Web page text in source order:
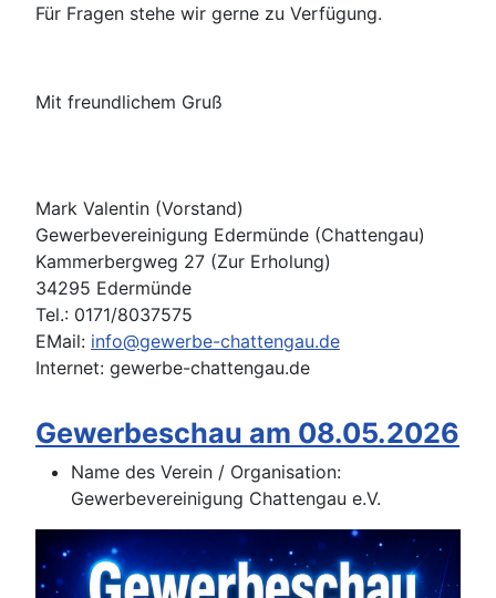
Für Fragen stehe wir gerne zu Verfügung.
Mit freundlichem Gruß
Mark Valentin (Vorstand)
Gewerbevereinigung Edermünde (Chattengau)
Kammerbergweg 27 (Zur Erholung)
34295 Edermünde
Tel.: 0171/8037575
EMail: info@gewerbe-chattengau.de
Internet: gewerbe-chattengau.de
Gewerbeschau am 08.05.2026
Name des Verein / Organisation:
Gewerbevereinigung Chattengau e.V.